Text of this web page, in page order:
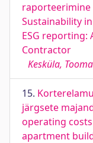
raporteerimine
Sustainability
ESG reporting:
Contractor
Kesküla,
15.
järgsete
operating
apartment